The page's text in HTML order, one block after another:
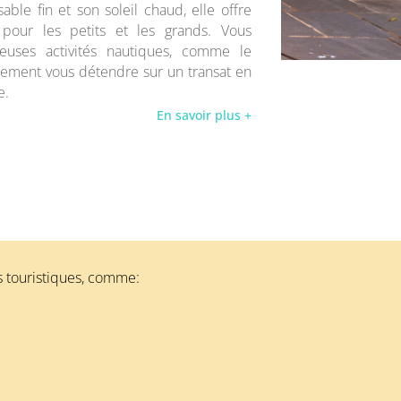
fin et son soleil chaud, elle offre
les petits et les grands. Vous
activités nautiques, comme le
vous détendre sur un transat en
En savoir plus +
touristiques, comme: